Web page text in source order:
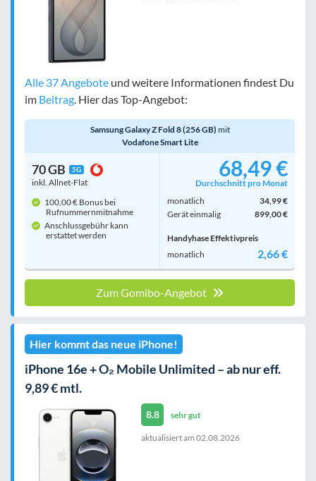
Alle 37 Angebote und weitere Informationen findest Du
im Beitrag . Hier das Top-Angebot:
Samsung Galaxy Z Fold 8 (256 GB) mit
Vodafone Smart Lite
70 GB 5G
inkl. Allnet-Flat
100,00 € Bonus bei
Rufnummern­mitnahme
Anschlussgebühr kann
erstattet werden
68,49 €
Durchschnitt pro Monat
monatlich
34,99 €
Gerät einmalig
899,00 €
Handyhase Effektivpreis
monatlich
2,66 €
Zum Gomibo-Angebot
Hier kommt das neue iPhone!
iPhone 16e + O₂ Mobile Unlimited – ab nur eff.
9,89 € mtl.
8.8 sehr gut
aktualisiert am 02.08.2026